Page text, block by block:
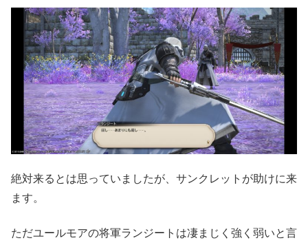
絶対来るとは思っていましたが、サンクレットが助けに来
ます。
ただユールモアの将軍ランジートは凄まじく強く弱いと言